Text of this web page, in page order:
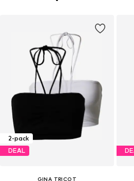
2-pack
DEAL
GINA TRICOT